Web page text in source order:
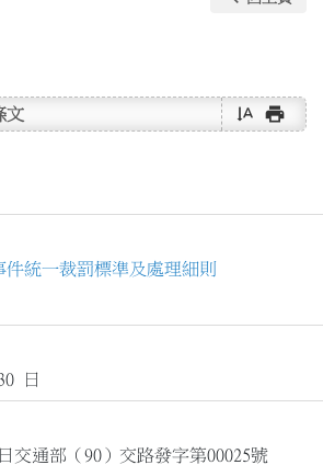
文 text_rotate_vertical print
統一裁罰標準及處理細則
日
交通部（90）交路發字第00025號